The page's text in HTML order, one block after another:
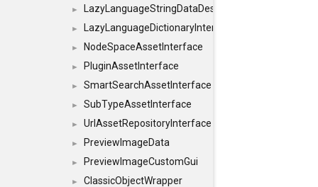
►
► LazyLanguageDictionaryInterface
► NodeSpaceAssetInterface
► PluginAssetInterface
► SmartSearchAssetInterface
► SubTypeAssetInterface
► UrlAssetRepositoryInterface
► PreviewImageData
► PreviewImageCustomGui
► ClassicObjectWrapper